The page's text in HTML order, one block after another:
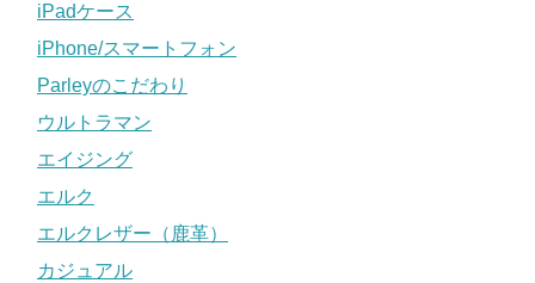
iPadケース
iPhone/スマートフォン
Parleyのこだわり
ウルトラマン
エイジング
エルク
エルクレザー（鹿革）
カジュアル